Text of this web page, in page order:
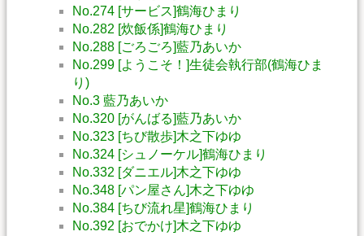
No.274 [サービス]鶴海ひまり
No.282 [炊飯係]鶴海ひまり
No.288 [ごろごろ]藍乃あいか
No.299 [ようこそ！]生徒会執行部(鶴海ひま
り)
No.3 藍乃あいか
No.320 [がんばる]藍乃あいか
No.323 [ちび散歩]木之下ゆゆ
No.324 [シュノーケル]鶴海ひまり
No.332 [ダニエル]木之下ゆゆ
No.348 [パン屋さん]木之下ゆゆ
No.384 [ちび流れ星]鶴海ひまり
No.392 [おでかけ]木之下ゆゆ